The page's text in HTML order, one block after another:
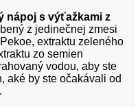
nápoj s výťažkami z
z jedinečnej zmesi
extraktu zeleného
zo semien
vodou, aby ste
aké by ste očakávali od